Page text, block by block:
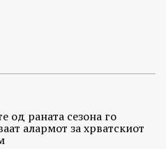
од раната сезона го
алармот за хрватскиот